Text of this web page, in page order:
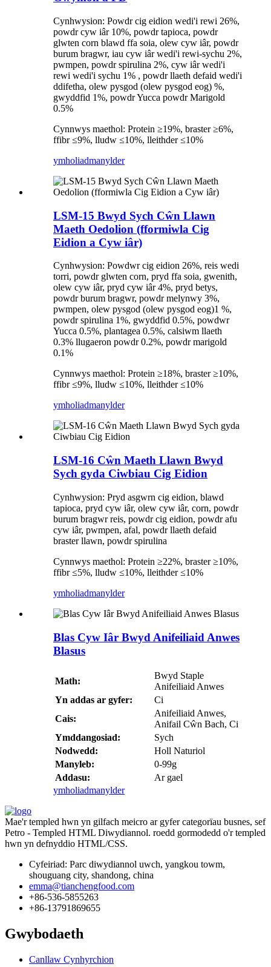
Cynhwysion: Powdr cig eidion wedi'i rewi 26%,
powdr cyw iâr 10%, powdr tapioca, powdr
glwten corn blawd ffa soia, olew cyw iâr, powdr
burum bragwr, iau cyw iâr wedi'i rewi-sychu 2%,
pwmpen, powdr spirulina 2%, cyw iâr wedi'i
rewi wedi'i sychu 1% , powdr llaeth defaid wedi'i
ddifetha, olew pysgod (olew pysgod eog) %,
gwyddfid 1%, powdr Yucca powdr Marigold
0.5%
Cynnwys maethol: Protein ≥19%, braster ≥6%,
ffibr ≤9%, lludw ≤10%, lleithder ≤10%
ymholiadmanylder
LSM-15 Bwyd Sych Cŵn Llawn
Maeth Oedolion (fformiwla Cig
Eidion a Cyw iâr)
Cynhwysion: Powdwr cig eidion 26%, reis wedi
torri, powdr glwten corn, pryd ffa soia, gwenith,
olew cyw iâr, pryd cyw iâr 4%, pryd betys,
powdr burum bragwr, powdr melynwy 3%,
pwmpen, olew pysgod (olew pysgod eog)1 %,
powdr spirulina 1%, gwyddfid 0.5%, powdwr
Yucca 0.5%, plantagea 0.5%, calsiwm llaeth
0.3% llugaeron powdr 0.2%, powdr marigold
0.1%
Cynnwys maethol: Protein ≥18%, braster ≥10%,
ffibr ≤9%, lludw ≤10%, lleithder ≤10%
ymholiadmanylder
LSM-16 Cŵn Maeth Llawn Bwyd
Sych gyda Ciwbiau Cig Eidion
Cynhwysion: Pryd asgwrn cig eidion, blawd
tapioca, pryd cyw iâr, olew cyw iâr, corn, powdr
burum bragwr reis, powdr cig eidion, powdr afu
cyw iâr, pwmpen, afal, powdr llaeth defaid
braster llawn, powdr spirulina
Cynnwys maethol: Protein ≥22%, braster ≥10%,
ffibr ≤5%, lludw ≤10%, lleithder ≤10%
ymholiadmanylder
Blas Cyw Iâr Bwyd Anifeiliaid Anwes
Blasus
Math:
Bwyd Staple
Anifeiliaid Anwes
Yn addas ar gyfer:
Ci
Cais:
Anifeiliaid Anwes,
Anifail Cŵn Bach, Ci
Ymddangosiad:
Sych
Nodwedd:
Holl Naturiol
Manyleb:
0-99g
Addasu:
Ar gael
ymholiadmanylder
Mae'r templed hwn yn gilfach meicro ar gyfer categorïau busnes, sef
Petro - Templed HTML Diwydiannol. roedd gormodedd o'r templed
hwn yn defnyddio HTML/CSS.
Cyfeiriad: Parc diwydiannol uwch, yangkou towm,
shouguang city, shandong, china
emma@tianchengfood.com
+86-536-5855263
+86-13791869655
Gwybodaeth
Canllaw Cynhyrchion